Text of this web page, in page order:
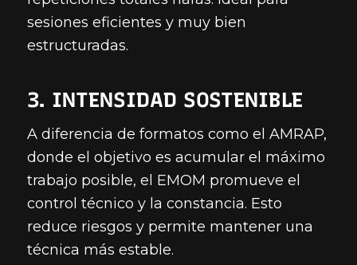
sesiones eficientes y muy bien
estructuradas.
3. INTENSIDAD SOSTENIBLE
A diferencia de formatos como el AMRAP,
donde el objetivo es acumular el máximo
trabajo posible, el EMOM promueve el
control técnico y la constancia. Esto
reduce riesgos y permite mantener una
técnica más estable.